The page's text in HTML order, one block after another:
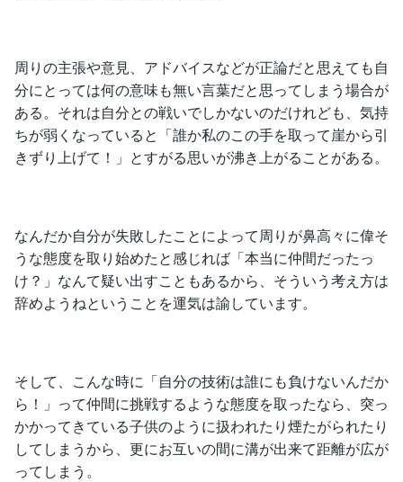
周りの主張や意見、アドバイスなどが正論だと思えても自
分にとっては何の意味も無い言葉だと思ってしまう場合が
ある。それは自分との戦いでしかないのだけれども、気持
ちが弱くなっていると「誰か私のこの手を取って崖から引
きずり上げて！」とすがる思いが沸き上がることがある。
なんだか自分が失敗したことによって周りが鼻高々に偉そ
うな態度を取り始めたと感じれば「本当に仲間だったっ
け？」なんて疑い出すこともあるから、そういう考え方は
辞めようねということを運気は諭しています。
そして、こんな時に「自分の技術は誰にも負けないんだか
ら！」って仲間に挑戦するような態度を取ったなら、突っ
かかってきている子供のように扱われたり煙たがられたり
してしまうから、更にお互いの間に溝が出来て距離が広が
ってしまう。